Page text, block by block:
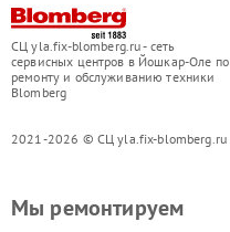
СЦ yla.fix-blomberg.ru - сеть
сервисных центров в Йошкар-Оле по
ремонту и обслуживанию техники
Blomberg
2021-2026 © СЦ yla.fix-blomberg.ru
Мы ремонтируем